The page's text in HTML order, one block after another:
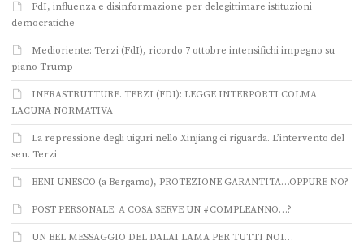
FdI, influenza e disinformazione per delegittimare istituzioni
democratiche
Medioriente: Terzi (FdI), ricordo 7 ottobre intensifichi impegno su
piano Trump
INFRASTRUTTURE. TERZI (FDI): LEGGE INTERPORTI COLMA
LACUNA NORMATIVA
La repressione degli uiguri nello Xinjiang ci riguarda. L’intervento del
sen. Terzi
BENI UNESCO (a Bergamo), PROTEZIONE GARANTITA…OPPURE NO?
POST PERSONALE: A COSA SERVE UN #COMPLEANNO…?
UN BEL MESSAGGIO DEL DALAI LAMA PER TUTTI NOI…